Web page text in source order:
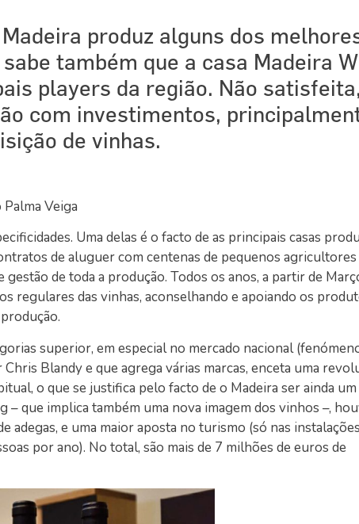
produz alguns dos
também que a casa Madeira
players da região. Não
com investimentos,
de vinhas.
Palma Veiga
Uma delas é o facto de as principais casas
de aluguer com centenas de pequenos
de toda a produção. Todos os anos, a partir de
regulares das vinhas, aconselhando e apoiando os
superior, em especial no mercado nacional
Blandy e que agrega várias marcas, enceta uma
o que se justifica pelo facto de o Madeira ser ainda
que implica também uma nova imagem dos vinhos –,
adegas, e uma maior aposta no turismo (só nas
por ano). No total, são mais de 7 milhões de euros de